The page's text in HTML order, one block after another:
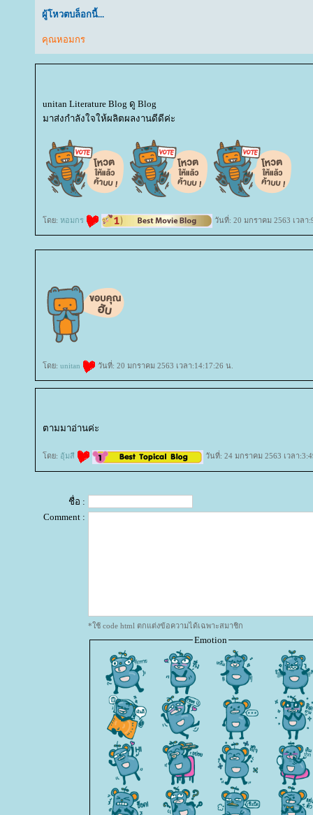
ผู้โหวตบล็อกนี้...
คุณหอมกร
unitan Literature Blog ดู Blog
มาส่งกำลังใจให้ผลิตผลงานดีดีค่ะ
ดย: หอมกร วันที่: 20 มกราคม 2563 เวลา
ดย: unitan วันที่: 20 มกราคม 2563 เวลา:14:17:26 น.
ตามมาอ่านค่ะ
ดย: อุ้มสี วันที่: 24 มกราคม 2563 เวลา
ชื่อ :
Comment :
*ใช้ code html ตกแต่งข้อความได้เฉพาะสมาชิก
Emotion